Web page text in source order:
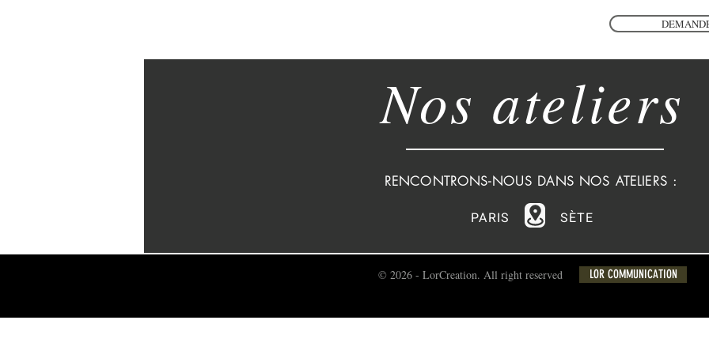
RENCONTRONS-NOUS DANS NOS ATELIERS :
PARIS SÈTE
Nos ateliers
© 2026 - LorCreation. All right reserved LOR COMMUNICATION